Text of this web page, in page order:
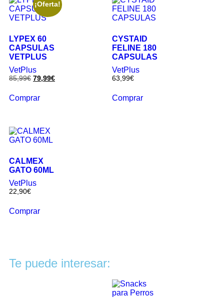
¡Oferta!
LYPEX 60
CAPSULAS
VETPLUS
VetPlus
85,99€ 79,99€
Comprar
CYSTAID
FELINE 180
CAPSULAS
VetPlus
63,99€
Comprar
CALMEX
GATO 60ML
VetPlus
22,90€
Comprar
Te puede interesar: